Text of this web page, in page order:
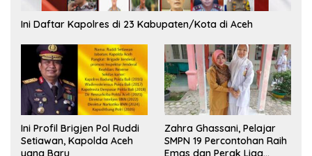
Ini Daftar Kapolres di 23 Kabupaten/Kota di Aceh
Ini Profil Brigjen Pol Ruddi
Setiawan, Kapolda Aceh
yang Baru
Zahra Ghassani, Pelajar
SMPN 19 Percontohan Raih
Emas dan Perak Liga